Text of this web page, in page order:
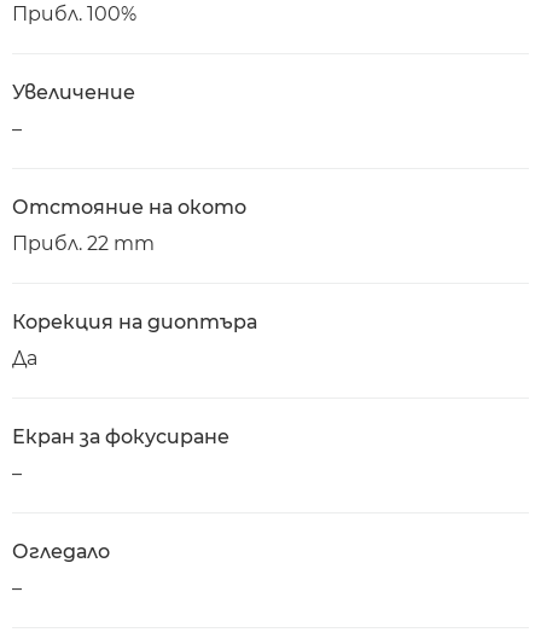
Прибл. 100%
Увеличение
–
Отстояние на окото
Прибл. 22 mm
Корекция на диоптъра
Да
Екран за фокусиране
–
Огледало
–